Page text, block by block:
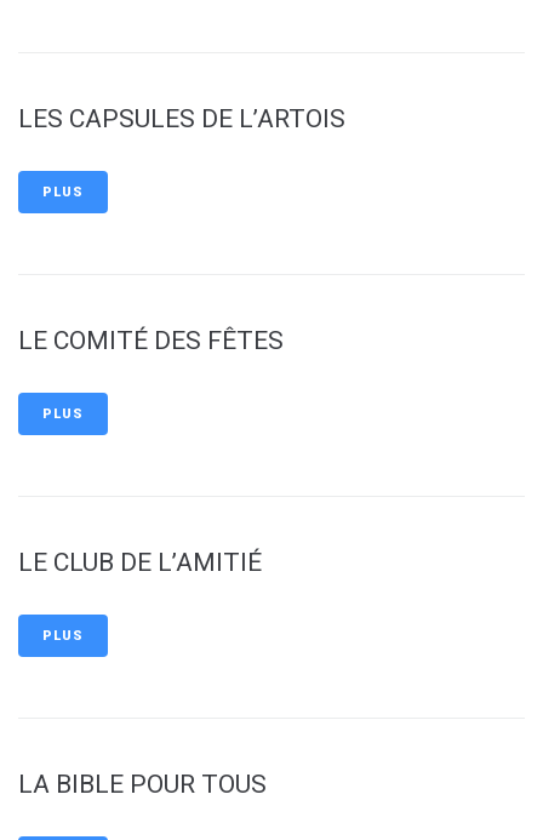
LES CAPSULES DE L’ARTOIS
PLUS
LE COMITÉ DES FÊTES
PLUS
LE CLUB DE L’AMITIÉ
PLUS
LA BIBLE POUR TOUS